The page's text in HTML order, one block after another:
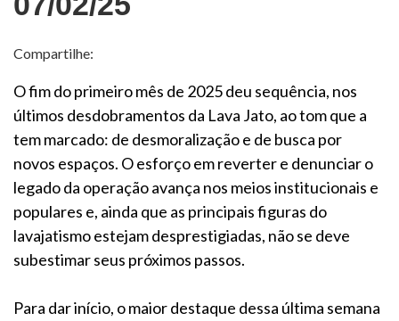
Compartilhe:
O fim do primeiro mês de 2025 deu sequência, nos
últimos desdobramentos da Lava Jato, ao tom que a
tem marcado: de desmoralização e de busca por
novos espaços. O esforço em reverter e denunciar o
legado da operação avança nos meios institucionais e
populares e, ainda que as principais figuras do
lavajatismo estejam desprestigiadas, não se deve
subestimar seus próximos passos.
Para dar início, o maior destaque dessa última semana